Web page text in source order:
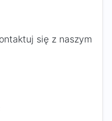
się z naszym